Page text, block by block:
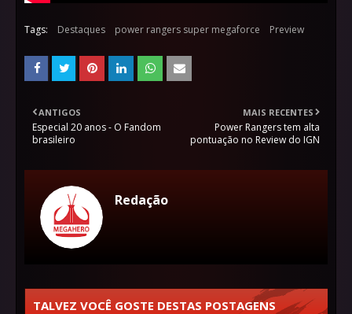
Tags: Destaques power rangers super megaforce Preview
MAIS RECENTES
Power Rangers tem alta
pontuação no Review do IGN
ANTIGOS
Especial 20 anos - O Fandom
brasileiro
Redação
TALVEZ VOCÊ GOSTE DESTAS POSTAGENS